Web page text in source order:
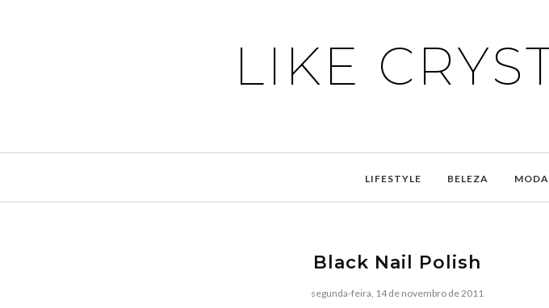
LIKE
LIFESTYLE BELEZA MODA
Black Nail Polish
segunda-feira, 14 de novembro de 2011